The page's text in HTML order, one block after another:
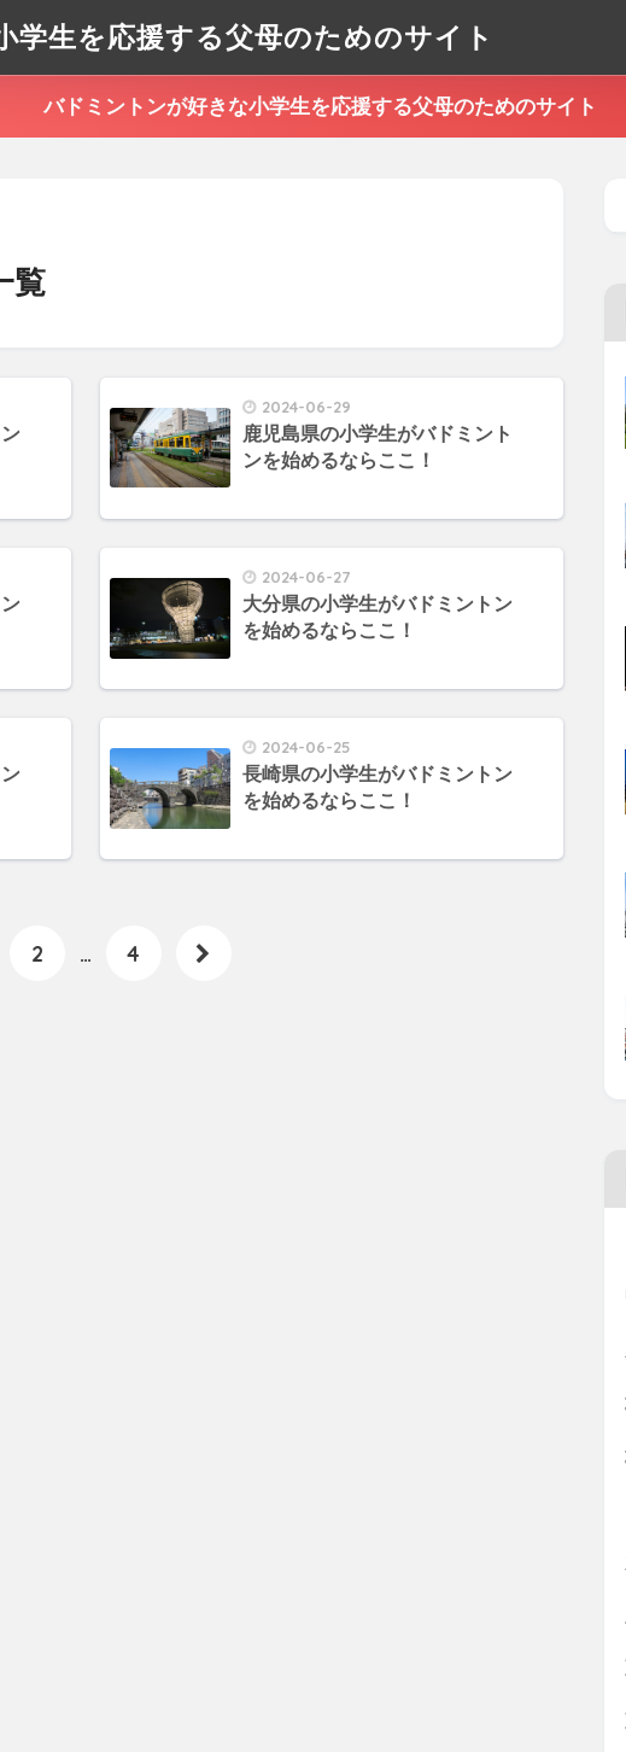
学生を応援する父母のためのサイト
バドミントンが好きな小学生を応援する父母のためのサイト
覧
2024-06-29
鹿児島県の小学生がバドミント
ンを始めるならここ！
2024-06-27
大分県の小学生がバドミントン
を始めるならここ！
2024-06-25
長崎県の小学生がバドミントン
を始めるならここ！
2 … 4